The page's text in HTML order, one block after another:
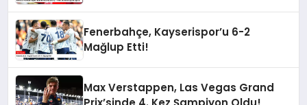
Fenerbahçe, Kayserispor’u 6-2
Mağlup Etti!
Max Verstappen, Las Vegas Grand